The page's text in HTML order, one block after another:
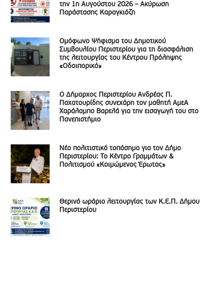
την 1η Αυγούστου 2026 – Ακύρωση
Παράστασης Καραγκιόζη
Ομόφωνο Ψήφισμα του Δημοτικού
Συμβουλίου Περιστερίου για τη διασφάλιση
της λειτουργίας του Κέντρου Πρόληψης
«Οδοιπορικό»
Ο Δήμαρχος Περιστερίου Ανδρέας Π.
Παχατουρίδης συνεχάρη τον μαθητή ΑμεΑ
Χαράλαμπο Βαρελά για την εισαγωγή του στο
Πανεπιστήμιο
Νέο πολιτιστικό τοπόσημο για τον Δήμο
Περιστερίου: Το Κέντρο Γραμμάτων &
Πολιτισμού «Κοιμώμενος Έρωτας»
Θερινό ωράριο λειτουργίας των Κ.Ε.Π. Δήμου
Περιστερίου